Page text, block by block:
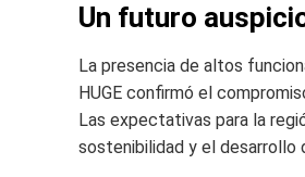
Un futuro
La presencia de altos
HUGE confirmó el
Las expectativas para la
sostenibilidad y el